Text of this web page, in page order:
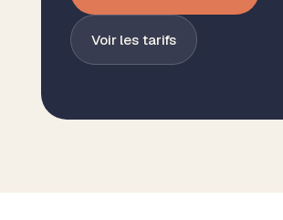
Voir les tarifs